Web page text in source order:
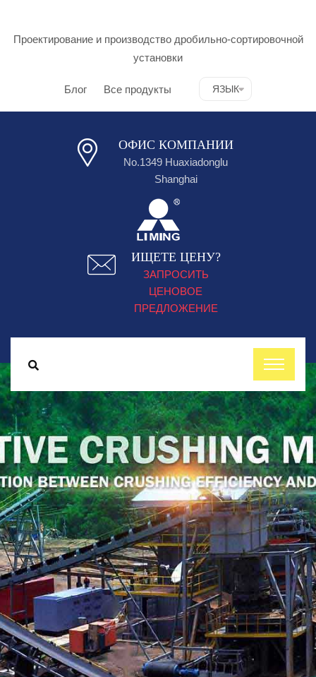
Проектирование и производство дробильно-сортировочной
установки
Блог Все продукты ЯЗЫК
ОФИС КОМПАНИИ
No.1349 Huaxiadonglu
Shanghai
ИЩЕТЕ ЦЕНУ?
ЗАПРОСИТЬ
ЦЕНОВОЕ
ПРЕДЛОЖЕНИЕ